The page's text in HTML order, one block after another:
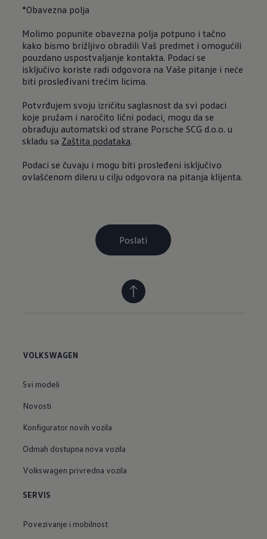
VOLKSWAGEN
Svi modeli
Novosti
Konfigurator novih vozila
Odmah dostupna nova vozila
Volkswagen privredna vozila
SERVIS
Povezivanje i mobilnost